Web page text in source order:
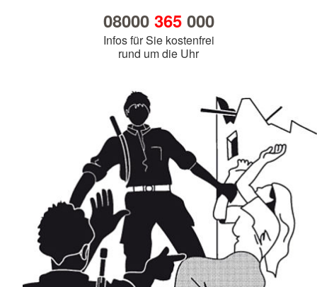
08000 365000
Infos für Sie kostenfrei
rund um die Uhr